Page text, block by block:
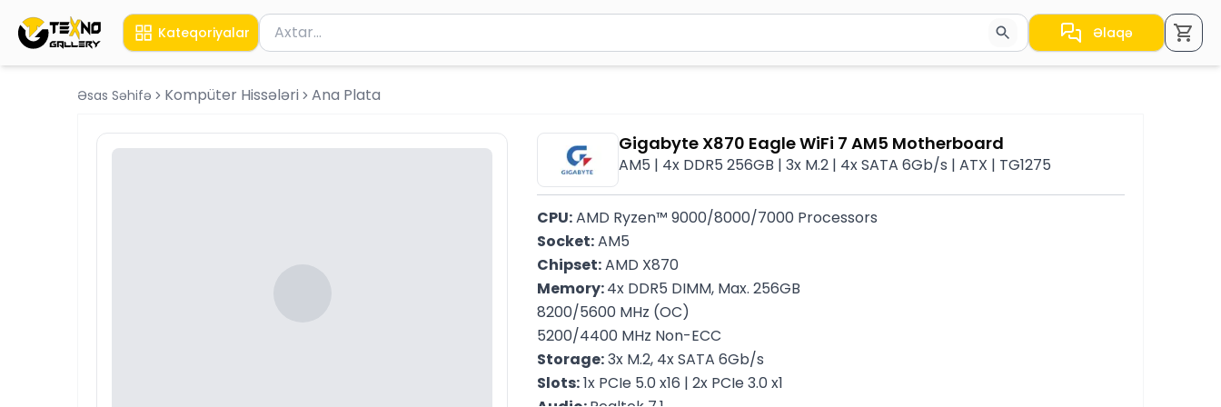
Kateqoriyalar Məhsul axtar
Axtarış üçün ən azı 2 simvol yazın. Göndərmək üçün Enter düyməsini basın və ya nəticələr arasında keçid etmək üçün ox
Əlaqə
Əsas Səhifə Kompüter Hissələri Ana Plata
Gigabyte X870 Eagle WiFi 7 AM5 Motherboard
AM5 | 4x DDR5 256GB | 3x M.2 | 4x SATA 6Gb/s | ATX | TG1275
CPU: AMD Ryzen™ 9000/8000/7000 Processors
Socket: AM5
Chipset: AMD X870
Memory: 4x DDR5 DIMM, Max. 256GB
8200/5600 MHz (OC)
5200/4400 MHz Non-ECC
Storage: 3x M.2, 4x SATA 6Gb/s
Slots: 1x PCIe 5.0 x16 | 2x PCIe 3.0 x1